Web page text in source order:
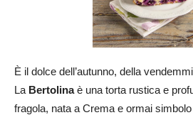
È il dolce dell’autunno, della
La Bertolinaè una torta rustica e
fragola, nata a Crema e ormai